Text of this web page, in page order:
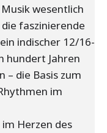
wesentlich
faszinierende
indischer 12/16-
hundert Jahren
– die Basis zum
im
Herzen des